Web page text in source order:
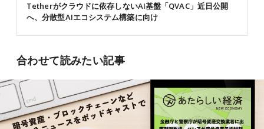
Tetherがクラウドに依存しないAI基盤「QVAC」近日公開
へ、分散型AIエコシステム構築に向け
合わせて読みたい記事